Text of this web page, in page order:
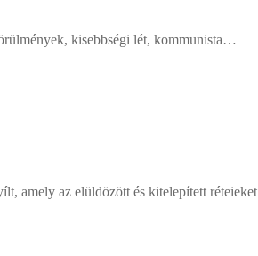
kisebbségi lét, kommunista…
amely az elüldözött és kitelepített réteieket